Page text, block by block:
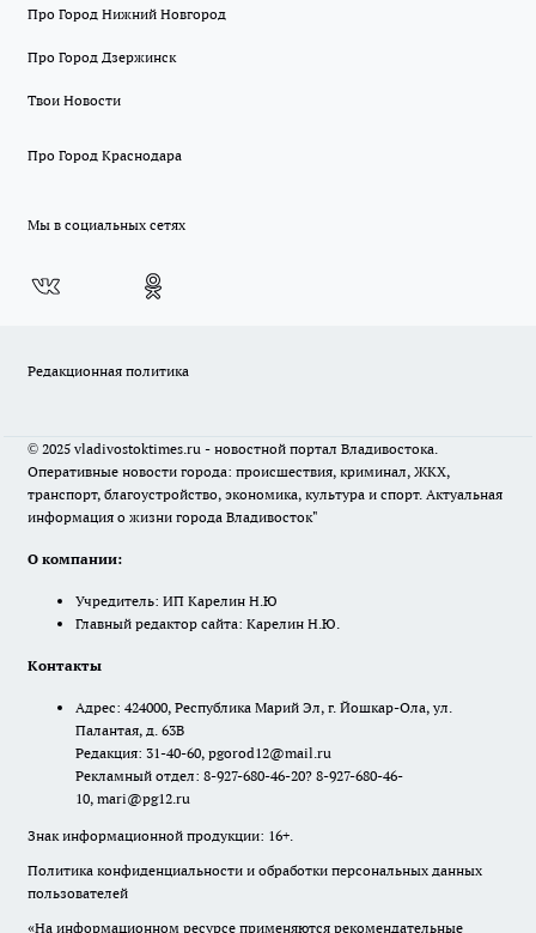
Про Город Нижний Новгород
Про Город Дзержинск
Твои Новости
Про Город Краснодара
Мы в социальных сетях
Редакционная политика
© 2025 vladivostoktimes.ru - новостной портал Владивостока.
Оперативные новости города: происшествия, криминал, ЖКХ,
транспорт, благоустройство, экономика, культура и спорт. Актуальная
информация о жизни города Владивосток"
О компании:
Учредитель: ИП Карелин Н.Ю
Главный редактор сайта: Карелин Н.Ю.
Контакты
Адрес: 424000, Республика Марий Эл, г. Йошкар-Ола, ул.
Палантая, д. 63В
Редакция: 31-40-60, pgorod12@mail.ru
Рекламный отдел: 8-927-680-46-20? 8-927-680-46-
10, mari@pg12.ru
Знак информационной продукции: 16+.
Политика конфиденциальности и обработки персональных данных
пользователей
«На информационном ресурсе применяются рекомендательные